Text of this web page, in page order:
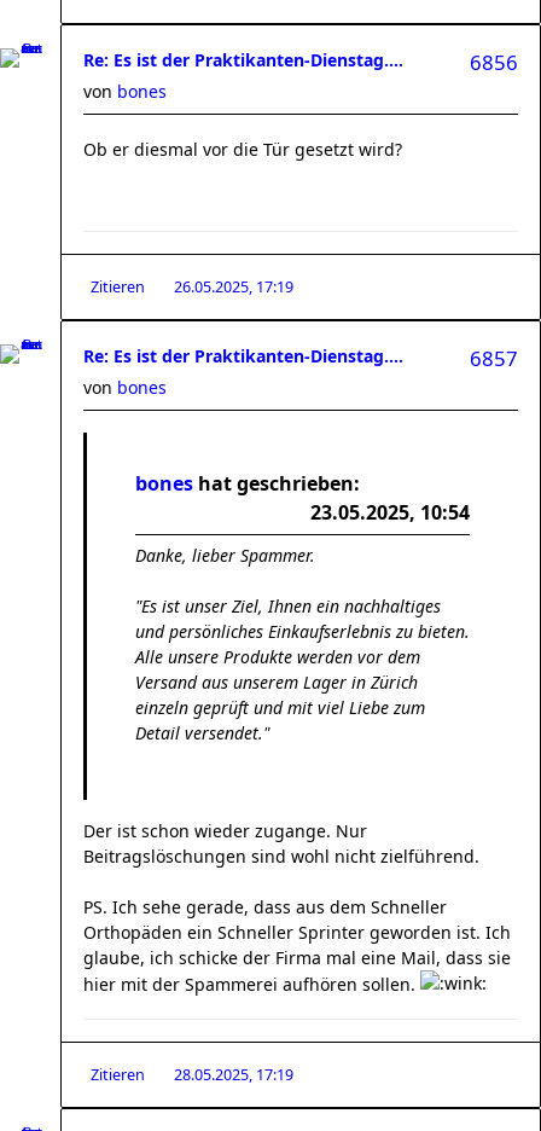
Re: Es ist der Praktikanten-Dienstag.... 6856
von bones
Ob er diesmal vor die Tür gesetzt wird?
Zitieren 26.05.2025, 17:19
Re: Es ist der Praktikanten-Dienstag.... 6857
von bones
bones hat geschrieben:
23.05.2025, 10:54
Danke, lieber Spammer.
"Es ist unser Ziel, Ihnen ein nachhaltiges
und persönliches Einkaufserlebnis zu bieten.
Alle unsere Produkte werden vor dem
Versand aus unserem Lager in Zürich
einzeln geprüft und mit viel Liebe zum
Detail versendet."
Der ist schon wieder zugange. Nur
Beitragslöschungen sind wohl nicht zielführend.
PS. Ich sehe gerade, dass aus dem Schneller
Orthopäden ein Schneller Sprinter geworden ist. Ich
glaube, ich schicke der Firma mal eine Mail, dass sie
hier mit der Spammerei aufhören sollen.
Zitieren 28.05.2025, 17:19